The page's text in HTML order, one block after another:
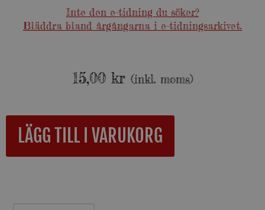
Inte den e-tidning du söker?
Bläddra bland årgångarna i e-tidningsarkivet.
15,00 kr (inkl. moms)
LÄGG TILL I VARUKORG